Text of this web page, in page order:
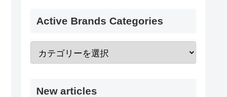
Active Brands Categories
New articles